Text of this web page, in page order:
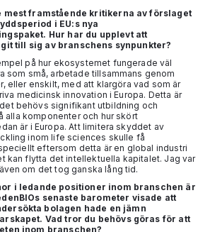
mest framstående kritikerna av förslaget
i EU:s nya
Hur har du upplevt att
till sig av branschens synpunkter?
på hur ekosystemet fungerade väl
som små, arbetade tillsammans genom
eller enskilt, med att klargöra vad som är
medicinsk innovation i Europa. Detta är
behövs signifikant utbildning och
alla komponenter och hur skört
är i Europa. Att limitera skyddet av
inom life sciences skulle få
eftersom detta är en global industri
kan flytta det intellektuella kapitalet. Jag var
om det tog ganska lång tid.
i ledande positioner inom branschen är
senaste barometer visade att
bolagen hade en jämn
Vad tror du behövs göras för att
inom branschen?